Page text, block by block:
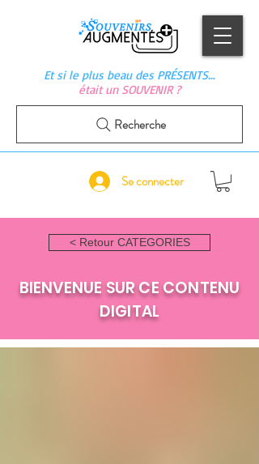
Et si le plus beau des PRÉSENTS…
était un SOUVENIR ?
Se connecter
Recherche
< Retour CATEGORIES
BIENVENUE SUR CE CONTENU
DIGITAL